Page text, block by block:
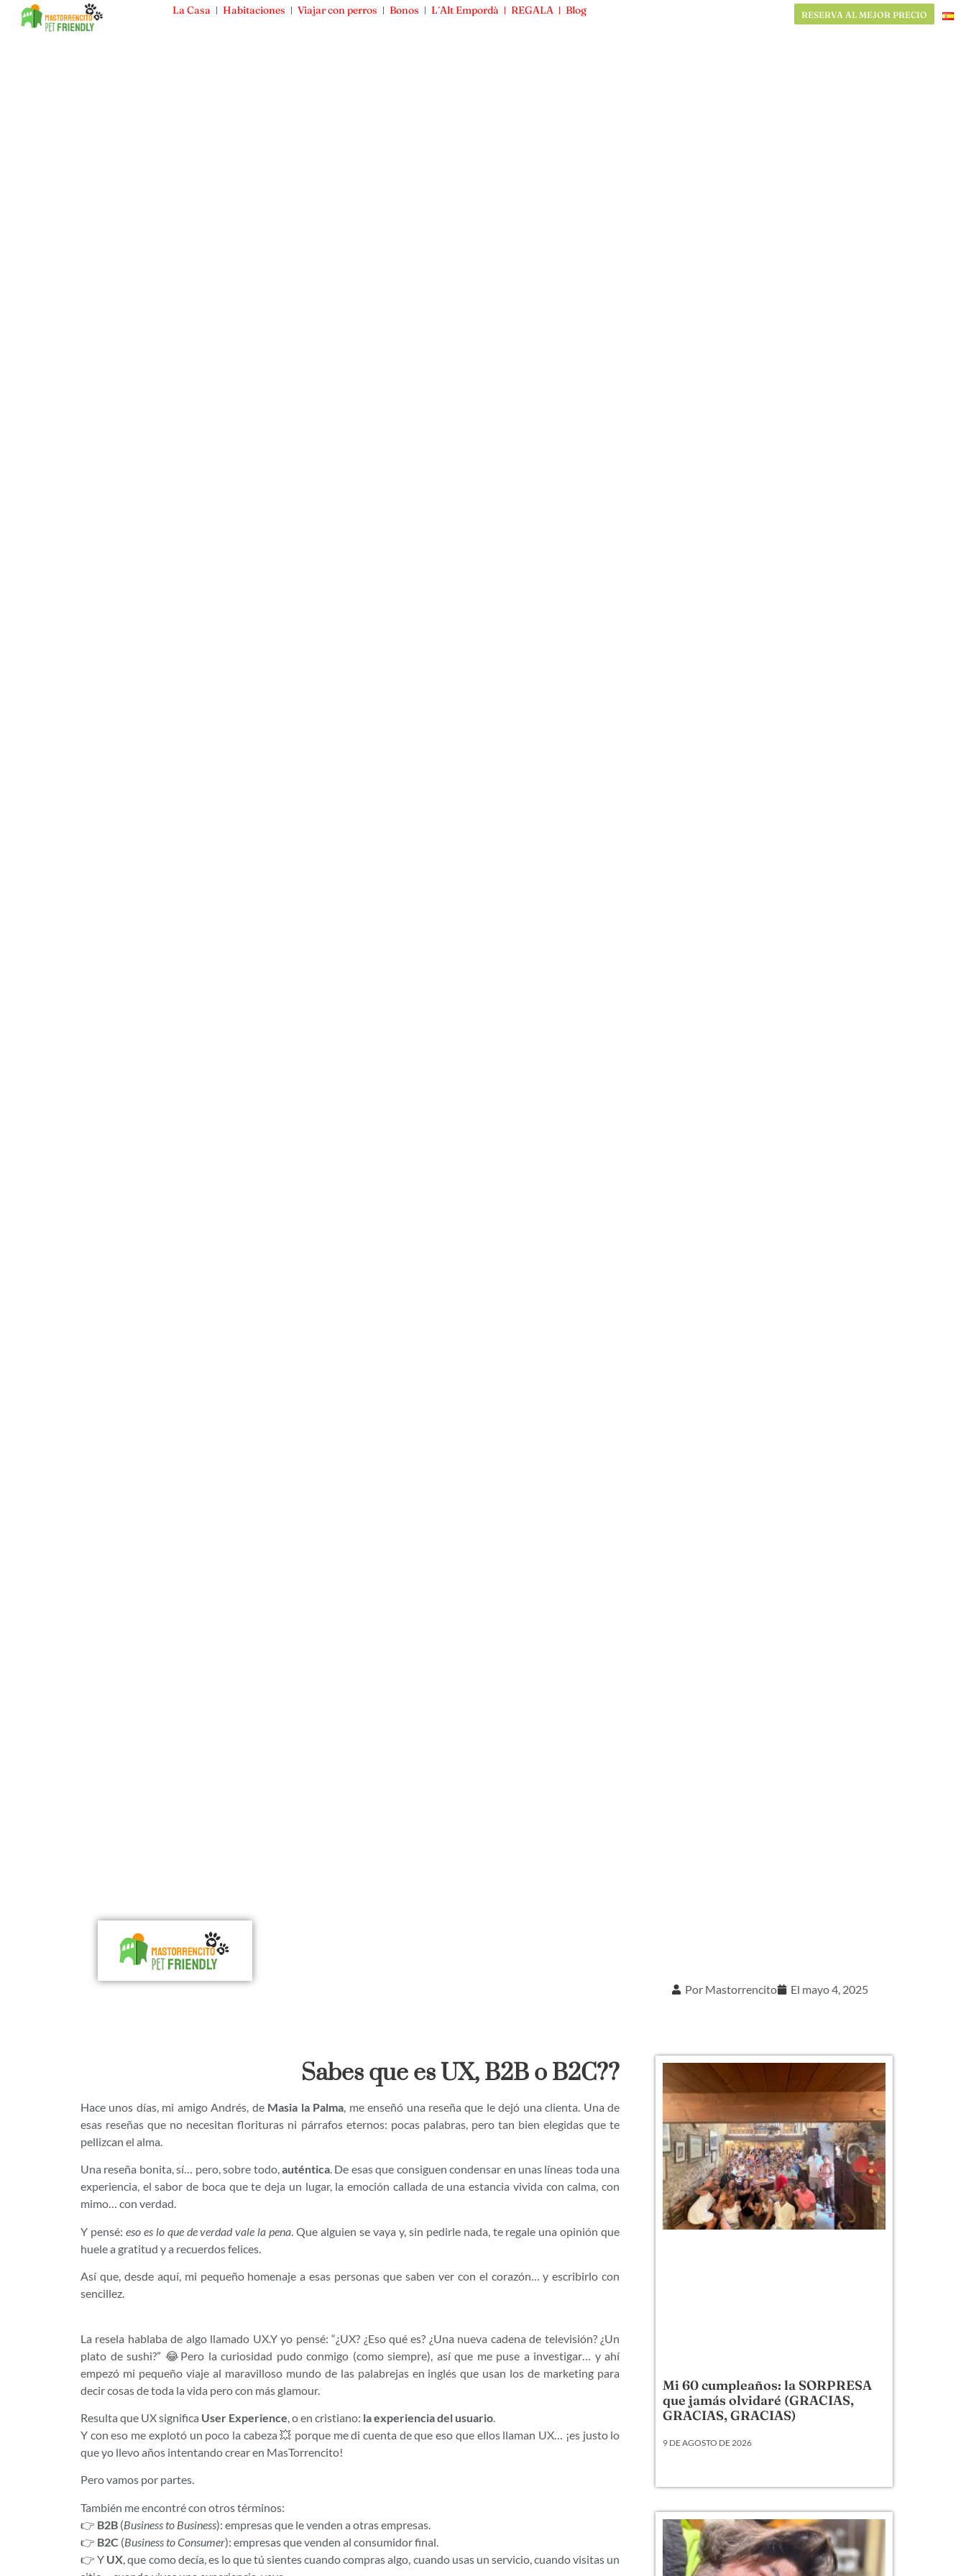
La Casa Habitaciones Viajar con perros Bonos L´Alt Empordà REGALA Blog RESERVA AL MEJOR PRECIO
La Casa Habitaciones Viajar con perros Bonos L´Alt Empordà REGALA Blog RESERVA AL MEJOR PRECIO
Mas Torrencito
Por Mastorrencito El mayo 4, 2025
Sabes que es UX, B2B o B2C??
Hace unos días, mi amigo Andrés, de Masia la Palma, me enseñó una reseña que le dejó una clienta. Una de
esas reseñas que no necesitan florituras ni párrafos eternos: pocas palabras, pero tan bien elegidas que te
pellizcan el alma.
Una reseña bonita, sí… pero, sobre todo,auténtica. De esas que consiguen condensar en unas líneas toda una
experiencia, el sabor de boca que te deja un lugar, la emoción callada de una estancia vivida con calma, con
mimo… con verdad.
Y pensé: eso es lo que de verdad vale la pena . Que alguien se vaya y, sin pedirle nada, te regale una opinión que
huele a gratitud y a recuerdos felices.
Así que, desde aquí, mi pequeño homenaje a esas personas que saben ver con el corazón… y escribirlo con
sencillez.
La resela hablaba de algo llamado UX.Y yo pensé: “¿UX? ¿Eso qué es? ¿Una nueva cadena de televisión? ¿Un
plato de sushi?” 😂Pero la curiosidad pudo conmigo (como siempre), así que me puse a investigar… y ahí
empezó mi pequeño viaje al maravilloso mundo de las palabrejas en inglés que usan los de marketing para
decir cosas de toda la vida pero con más glamour.
Resulta que UX significa User Experience, o en cristiano: la experiencia del usuario.
Y con eso me explotó un poco la cabeza 💥 porque me di cuenta de que eso que ellos llaman UX… ¡es justo lo
que yo llevo años intentando crear en MasTorrencito!
Pero vamos por partes.
También me encontré con otros términos:
👉 B2B (Business to Business): empresas que le venden a otras empresas.
👉 B2C (Business to Consumer): empresas que venden al consumidor final.
👉 Y UX , que como decía, es lo que tú sientes cuando compras algo, cuando usas un servicio, cuando visitas un
Mi 60 cumpleaños: la SORPRESA
que jamás olvidaré (GRACIAS,
GRACIAS, GRACIAS)
9 DE AGOSTO DE 2026